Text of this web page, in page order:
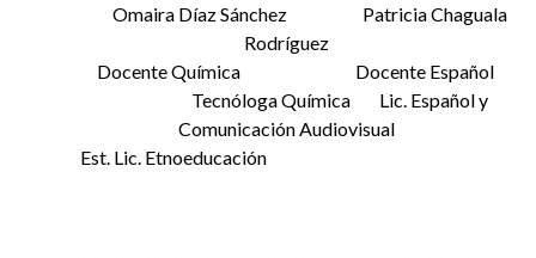
Omaira Díaz Sánchez Patricia Chaguala
Rodríguez
Docente Química Docente Español
Tecnóloga Química Lic. Español y
Comunicación Audiovisual
Est. Lic. Etnoeducación